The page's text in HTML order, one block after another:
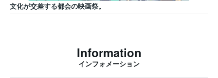
文化が交差する都会の映画祭。
Information
インフォメーション